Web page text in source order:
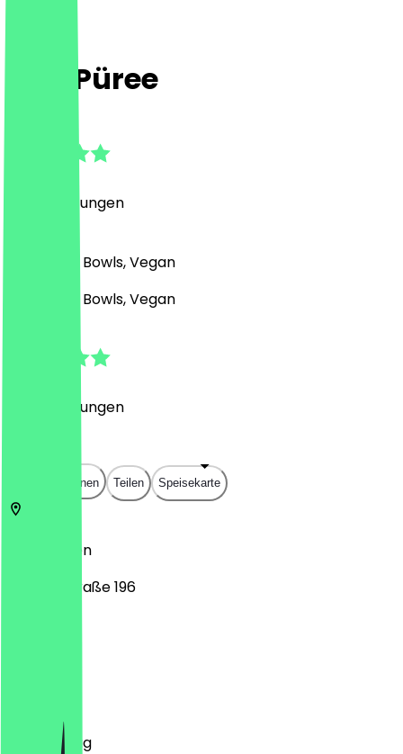
Pott Püree
Bewertungen
Fast Food, Bowls, Vegan
Fast Food, Bowls, Vegan
Bewertungen
In App öffnen Teilen Speisekarte
Essen
Steeler Straße 196
Mittwoch
Donnerstag